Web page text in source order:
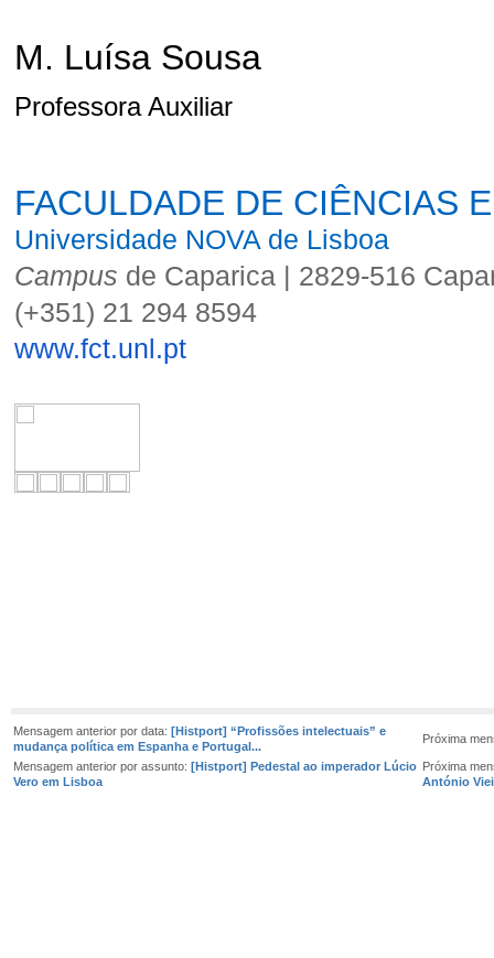
M. Luísa Sousa
Professora Auxiliar
FACULDADE DE CIÊNCIAS
Universidade NOVA de Lisboa
Campus de Caparica | 2829-516
(+351) 21 294 8594
www.fct.unl.pt
Mensagem anterior por data: [Histport] “Profissões intelectuais” e
mudança política em Espanha e Portugal...
Próxima
Mensagem anterior por assunto: [Histport] Pedestal ao imperador Lúcio
Vero em Lisboa
Próxima
António